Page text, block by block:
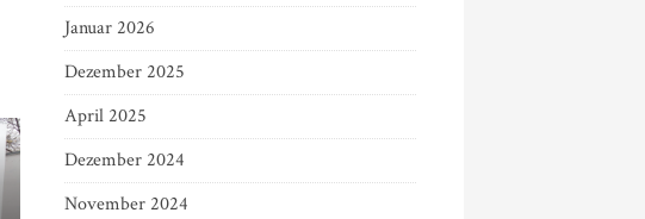
Januar 2026
Dezember 2025
April 2025
Dezember 2024
November 2024